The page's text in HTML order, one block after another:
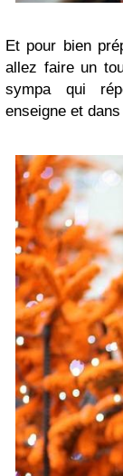
Et pour bien
allez faire un
sympa qui
enseigne et